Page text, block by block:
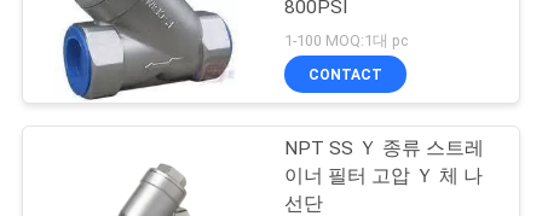
800PSI
1-100 MOQ:1대 pc
CONTACT
NPT SS Ｙ 종류 스트레
이너 필터 고압 Ｙ 체 나
선단